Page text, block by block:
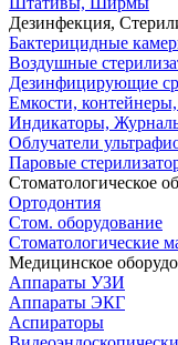
Дезинфекция,
Бактерицидные
Воздушные
Дезинфицирующие
Емкости,
Индикаторы,
Облучатели
Паровые
Стоматологическое
Ортодонтия
Стом. оборудование
Стоматологические
Медицинское
Аппараты УЗИ
Аппараты ЭКГ
Аспираторы